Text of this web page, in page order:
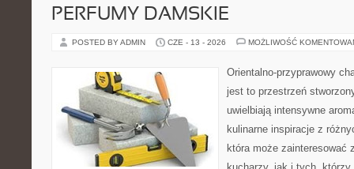
PERFUMY DAMSKIE
POSTED BY ADMIN CZE - 13 - 2026 MOŻLIWOŚĆ
Orientalno-przyprawowy
jest to przestrzeń
uwielbiają intensywne
kulinarne inspiracje z
która może zainteresować